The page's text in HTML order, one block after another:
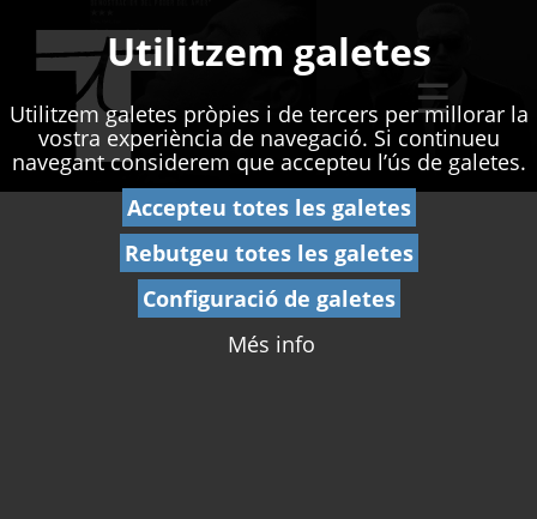
☰
Utilitzem galetes
Utilitzem galetes pròpies i de tercers per millorar la
vostra experiència de navegació. Si continueu
navegant considerem que accepteu l’ús de galetes.
Accepteu totes les galetes
Rebutgeu totes les galetes
Configuració de galetes
Més info